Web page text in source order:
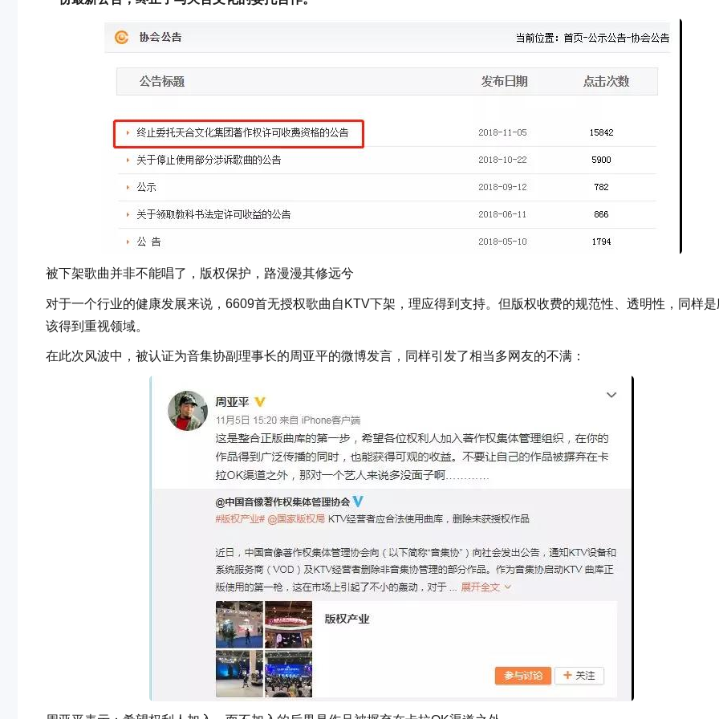
被下架歌曲并非不能唱了，版权保护，路漫漫其修远兮
对于一个行业的健康发展来说，6609首无授权歌曲自KTV下架，理应得到支持。但版权收费的规范性、透明性，同样是
该得到重视领域。
在此次风波中，被认证为音集协副理事长的周亚平的微博发言，同样引发了相当多网友的不满：